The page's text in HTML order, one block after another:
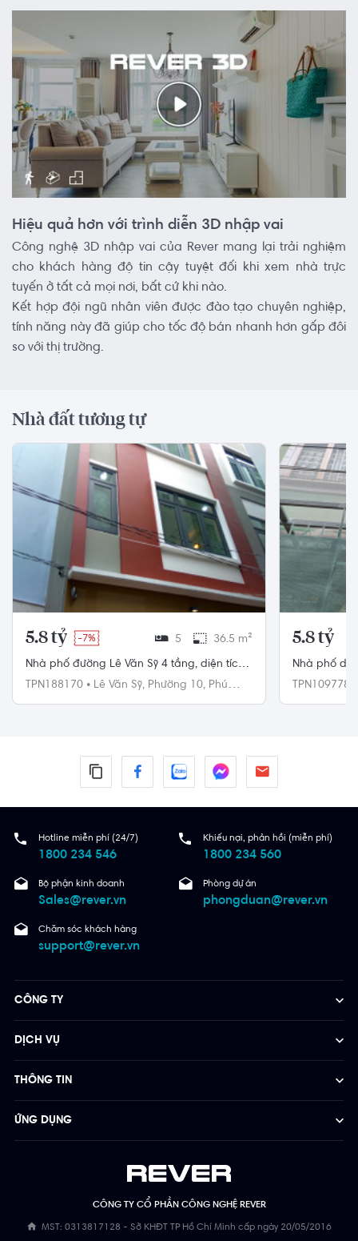
Hiệu quả hơn với trình diễn 3D nhập vai
Công nghệ 3D nhập vai của Rever mang lại trải nghiệm
cho khách hàng độ tin cậy tuyệt đối khi xem nhà trực
tuyến ở tất cả mọi nơi, bất cứ khi nào.
Kết hợp đội ngũ nhân viên được đào tạo chuyên nghiệp,
tính năng này đã giúp cho tốc độ bán nhanh hơn gấp đôi
so với thị trường.
Nhà đất tương tự
5.8 tỷ -7% 5 36.5 m²
Nhà phố đường Lê Văn Sỹ 4 tầng, diện tích
36.5m², hướng Bắc, pháp lý Sổ hồng
TPN188170 • Lê Văn Sỹ, Phường 10, Phú
5.8 tỷ
Nhà phố
hiện hữu.
TPN109778
Hotline miễn phí (24/7)
1800 234 546
Khiếu nại, phản hồi (miễn phí)
1800 234 560
Bộ phận kinh doanh
Sales@rever.vn
Phòng dự án
phongduan@rever.vn
Chăm sóc khách hàng
support@rever.vn
CÔNG TY CỔ PHẦN CÔNG NGHỆ REVER
MST: 0313817128 - Sở KHĐT TP Hồ Chí Minh cấp ngày 20/05/2016
CÔNG TY
DỊCH VỤ
THÔNG TIN
ỨNG DỤNG